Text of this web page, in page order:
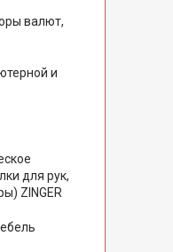
валют,
и
для рук,
ZINGER